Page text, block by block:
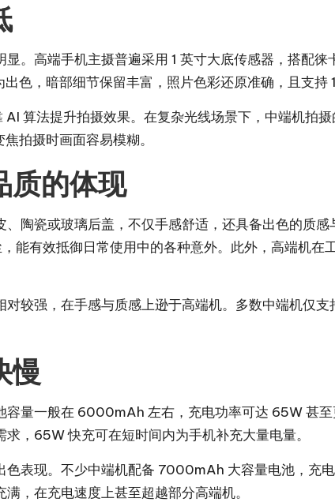
。高端手机主摄普遍采用 1 英寸大底传感器，搭配徕
色，暗部细节保留丰富，照片色彩还原准确，且支持
算法提升拍摄效果。在复杂光线场景下，中端机拍
拍摄时画面容易模糊。
质的体现
陶瓷或玻璃后盖，不仅手感舒适，还具备出色的质
能有效抵御日常使用中的各种意外。此外，高端机
较强，在手感与质感上逊于高端机。多数中端机仅
慢
容量一般在 6000mAh 左右，充电功率可达 65W 甚
，65W 快充可在短时间内为手机补充大量电量。
色表现。不少中端机配备 7000mAh 大容量电池，充
，在充电速度上甚至超越部分高端机。